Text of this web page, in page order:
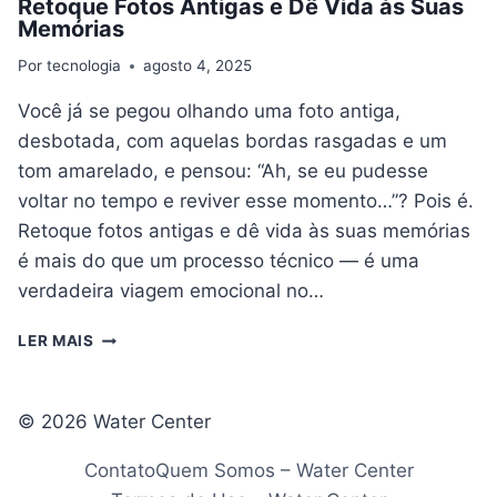
Retoque Fotos Antigas e Dê Vida às Suas
Memórias
Por tecnologia agosto 4, 2025
Você já se pegou olhando uma foto antiga,
desbotada, com aquelas bordas rasgadas e um
tom amarelado, e pensou: “Ah, se eu pudesse
voltar no tempo e reviver esse momento…”? Pois é.
Retoque fotos antigas e dê vida às suas memórias
é mais do que um processo técnico — é uma
verdadeira viagem emocional no…
LER MAIS RETOQUE
DÊ
ÀS
© 2026 Water Center
ContatoQuem Somos – Water Center